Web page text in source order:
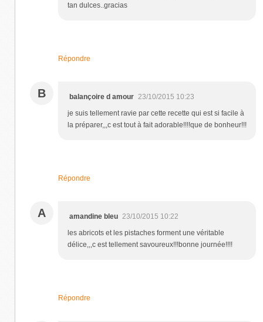
tan dulces..gracias
Répondre
B balançoire d amour 23/10/2015 10:23
je suis tellement ravie par cette recette qui est si facile à
la préparer,,,c est tout à fait adorable!!!!que de bonheur!!!
Répondre
A amandine bleu 23/10/2015 10:22
les abricots et les pistaches forment une véritable
délice,,,c est tellement savoureux!!!bonne journée!!!!
Répondre